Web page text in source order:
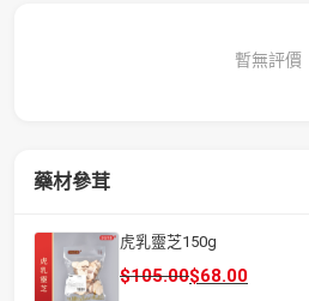
暫無評價
藥材參茸
虎乳靈芝150g
$105.00
原
$68.00
目